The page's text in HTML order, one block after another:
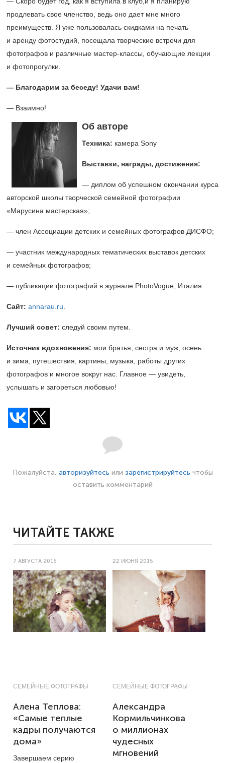
продлевать свое членство, ведь оно дает мне много
преимуществ. Я уже пользовалась скидками на печать
и аренду фотостудий, посещала творческие встречи для
фотографов и различные мастер-классы, обучающие лекции
и фотопрогулки.
— Благодарим за беседу! Удачи вам!
— Взаимно!
Об авторе
Техника: камера Sony
Выставки, награды, достижения:
— диплом об успешном окончании курса
авторской школы творческой семейной фотографии
«Марусина мастерская»;
— член Ассоциации детских и семейных фотографов ДИСФО;
— участник международных тематических выставок детских
и семейных фотографов;
— публикации фотографий в журнале PhotoVogue, Италия.
Сайт: annarau.ru
Лучший совет: следуй своим путем.
Источник вдохновения: мои братья, сестра и муж, осень
и зима, путешествия, картины, музыка, работы других
фотографов и многое вокруг нас. Главное — увидеть,
услышать и загореться любовью!
Пожалуйста, авторизуйтесь или зарегистрируйтесь чтобы
оставить комментарий
ЧИТАЙТЕ ТАКЖЕ
7 АВГУСТА 2015
СЕМЕЙНЫЕ ФОТОГРАФЫ
Алена Теплова:
«Самые теплые
кадры получаются
дома»
Завершаем серию
22 ИЮНЯ 2015
СЕМЕЙНЫЕ ФОТОГРАФЫ
Александра
Кормильчинкова
о миллионах
чудесных
мгновений